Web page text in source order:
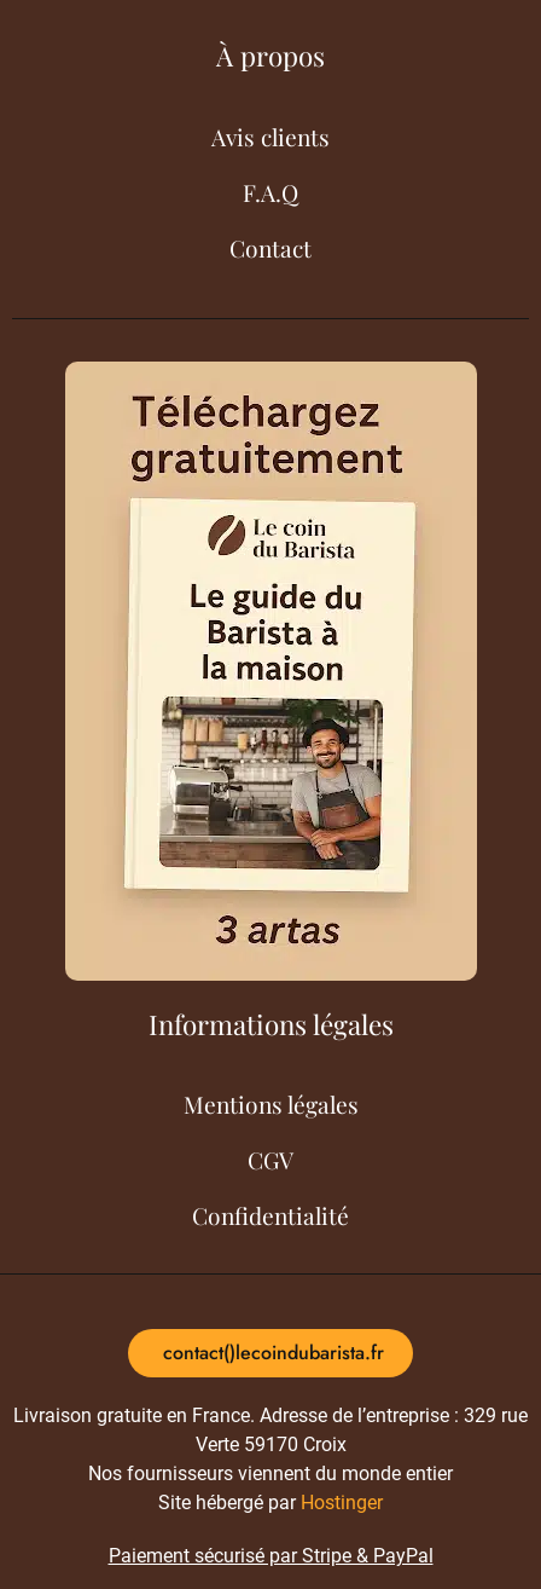
À propos
Avis clients
F.A.Q
Contact
Informations légales
Mentions légales
CGV
Confidentialité
contact()lecoindubarista.fr
Livraison gratuite en France. Adresse de l’entreprise : 329 rue
Verte 59170 Croix
Nos fournisseurs viennent du monde entier
Site hébergé par Hostinger
Paiement sécurisé par Stripe & PayPal